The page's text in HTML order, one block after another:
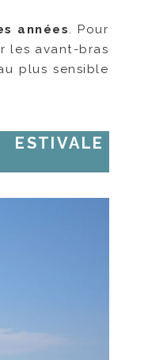
années. Pour
les avant-bras
plus sensible